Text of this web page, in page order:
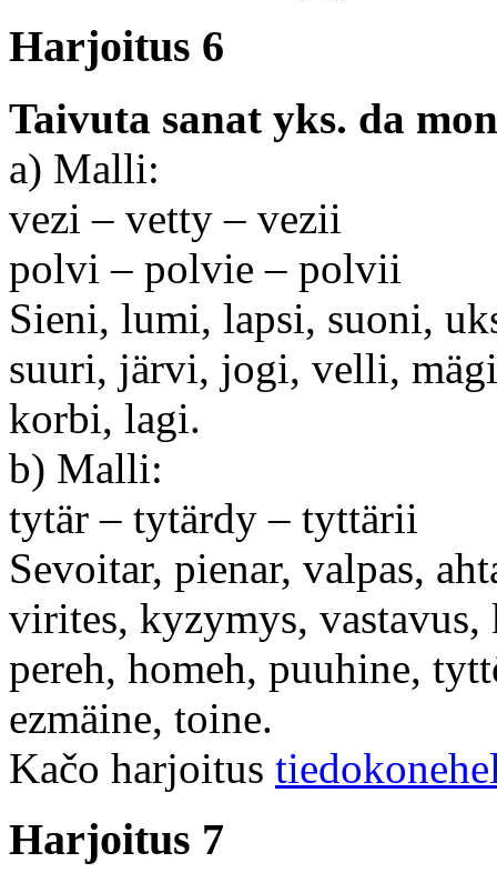
Harjoitus 6
Taivuta sanat yks. da
a) Malli:
vezi – vetty – vezii
polvi – polvie – polvii
Sieni, lumi, lapsi, suoni,
suuri, järvi, jogi, velli,
korbi, lagi.
b) Malli:
tytär – tytärdy – tyttärii
Sevoitar, pienar, valpas,
virites, kyzymys,
pereh, homeh, puuhine,
ezmäine, toine.
Kačo harjoitus
Harjoitus 7